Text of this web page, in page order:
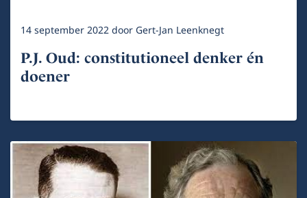
14 september 2022door Gert-Jan Leenknegt
P.J. Oud: constitutioneel denker én
doener